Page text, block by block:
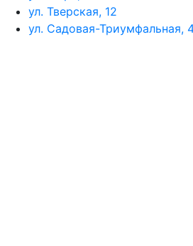
ул. Тверская, 12
ул. Садовая-Триумфальная,